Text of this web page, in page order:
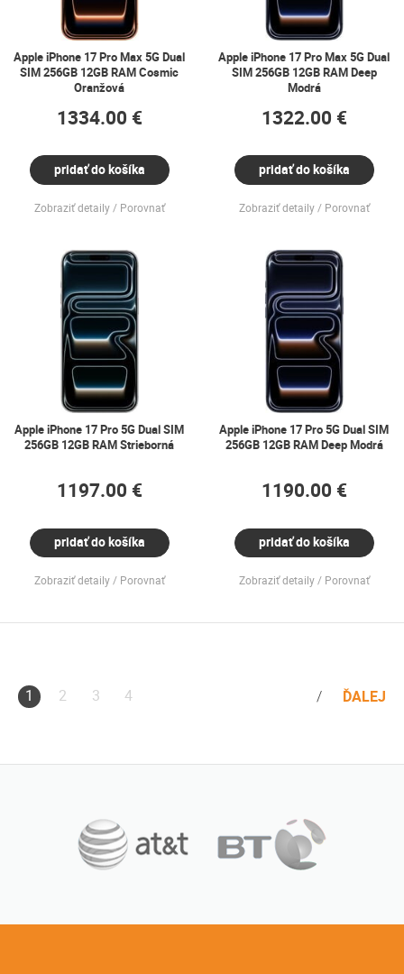
Apple iPhone 17 Pro Max 5G Dual
SIM 256GB 12GB RAM Cosmic
Oranžová
1334.00 €
pridať do košíka
Zobraziť detaily Porovnať
Apple iPhone 17 Pro Max 5G Dual
SIM 256GB 12GB RAM Deep
Modrá
1322.00 €
pridať do košíka
Zobraziť detaily Porovnať
Apple iPhone 17 Pro 5G Dual SIM
256GB 12GB RAM Strieborná
1197.00 €
pridať do košíka
Zobraziť detaily Porovnať
Apple iPhone 17 Pro 5G Dual SIM
256GB 12GB RAM Deep Modrá
1190.00 €
pridať do košíka
Zobraziť detaily Porovnať
1 2 3 4 ĎALEJ